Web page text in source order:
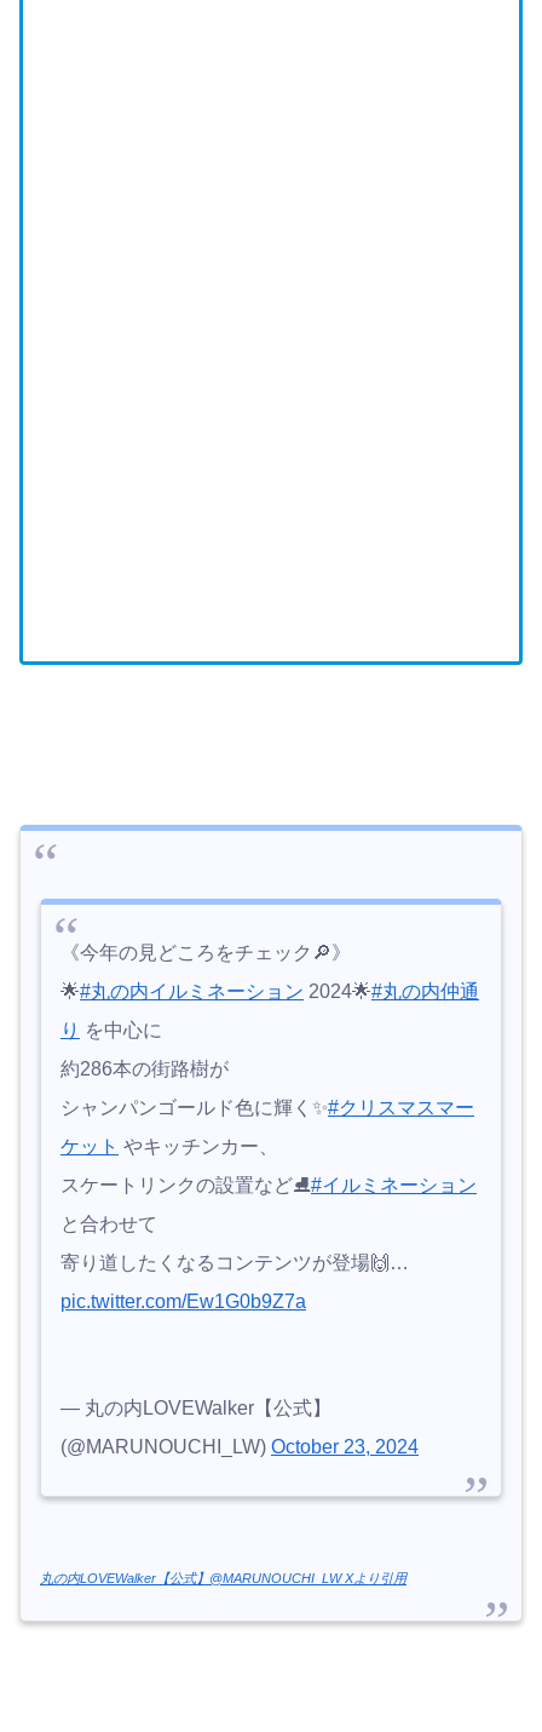
《今年の見どころをチェック🔎》
🌟#丸の内イルミネーション 2024🌟#丸の内仲通
り を中心に
約286本の街路樹が
シャンパンゴールド色に輝く✨#クリスマスマー
ケット やキッチンカー、
スケートリンクの設置など⛸#イルミネーション
と合わせて
寄り道したくなるコンテンツが登場🙌…
pic.twitter.com/Ew1G0b9Z7a
— 丸の内LOVEWalker【公式】
(@MARUNOUCHI_LW) October 23, 2024
丸の内LOVEWalker【公式】@MARUNOUCHI_LW Xより引用